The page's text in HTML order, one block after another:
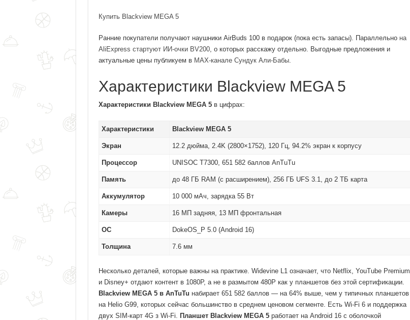
Купить Blackview MEGA 5
Ранние покупатели получают наушники AirBuds 100 в подарок (пока есть запасы). Параллельно на
AliExpress стартуют ИИ-очки BV200, о которых расскажу отдельно. Выгодные предложения и
актуальные цены публикуем в MAX-канале Сундук Али-Бабы.
Характеристики Blackview MEGA 5
Характеристики Blackview MEGA 5в цифрах:
Характеристики Blackview MEGA 5
Экран 12.2 дюйма, 2.4K (2800×1752), 120 Гц, 94.2% экран к корпусу
Процессор UNISOC T7300, 651 582 баллов AnTuTu
Память до 48 ГБ RAM (с расширением), 256 ГБ UFS 3.1, до 2 ТБ карта
Аккумулятор 10 000 мАч, зарядка 55 Вт
Камеры 16 МП задняя, 13 МП фронтальная
ОС DokeOS_P 5.0 (Android 16)
Толщина 7.6 мм
Несколько деталей, которые важны на практике. Widevine L1 означает, что Netflix, YouTube Premium
и Disney+ отдают контент в 1080P, а не в размытом 480P как у планшетов без этой сертификации.
Blackview MEGA 5 в AnTuTu набирает 651 582 баллов — на 64% выше, чем у типичных планшетов
на Helio G99, которых сейчас большинство в среднем ценовом сегменте. Есть Wi-Fi 6 и поддержка
двух SIM-карт 4G з Wi-Fi.
Планшет Blackview MEGA 5работает на Android 16 с оболочкой